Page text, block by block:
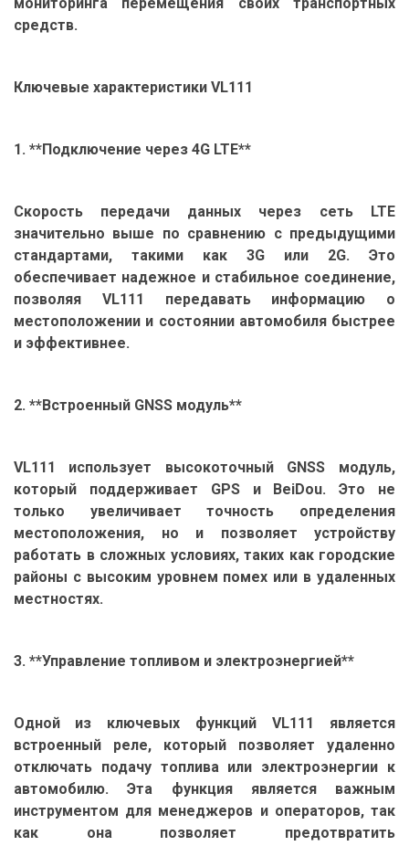
средств.
Ключевые характеристики VL111
1. **Подключение через 4G LTE**
Скорость передачи данных через сеть LTE
значительно выше по сравнению с предыдущими
стандартами, такими как 3G или 2G. Это
обеспечивает надежное и стабильное соединение,
позволяя VL111 передавать информацию о
местоположении и состоянии автомобиля быстрее
и эффективнее.
2. **Встроенный GNSS модуль**
VL111 использует высокоточный GNSS модуль,
который поддерживает GPS и BeiDou. Это не
только увеличивает точность определения
местоположения, но и позволяет устройству
работать в сложных условиях, таких как городские
районы с высоким уровнем помех или в удаленных
местностях.
3. **Управление топливом и электроэнергией**
Одной из ключевых функций VL111 является
встроенный реле, который позволяет удаленно
отключать подачу топлива или электроэнергии к
автомобилю. Эта функция является важным
инструментом для менеджеров и операторов, так
как она позволяет предотвратить